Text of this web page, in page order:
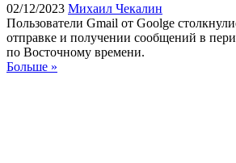
02/12/2023 Михаил Чекалин
Пользователи Gmail от Goolge
отправке и получении сообщений в
по Восточному времени.
Больше »